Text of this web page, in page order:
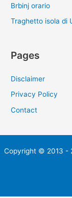
Brbinj orario
Traghetto isola di
Pages
Disclaimer
Privacy Policy
Contact
Copyright © 2013 -